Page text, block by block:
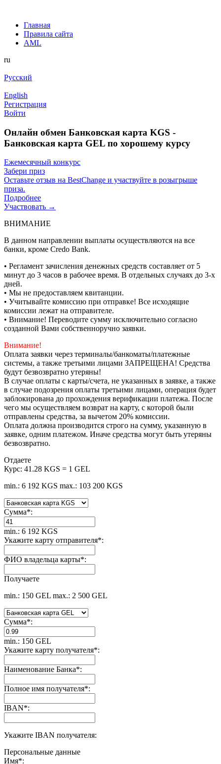
Главная
Правила сайта
AML
ru
Русский
English
Регистрация
Войти
Онлайн обмен Банковская карта KGS -
Банковская карта GEL по хорошему курсу
Ежемесячный конкурс
Забери приз
Оставьте отзыв на BestChange и участвуйте в розыгрыше
приза.
Подробнее
Участвовать →
ВНИМАНИЕ
В данном направлении выплаты осуществляются на все
банки, кроме Credo Bank.
• Регламент зачисления денежных средств составляет от 5
минут до 3 часов в рабочее время. В отдельных случаях до 3-х
дней.
• Мы не предоставляем квитанции.
• Учитывайте комиссию при отправке! Все исходящие
комиссии лежат на отправителе.
• Внимание! Переводите сумму исключительно согласно
созданной Вами собственноручно заявки.
Внимание!
Оплата заявки через терминалы/банкоматы/платежные
системы, а также третьими лицами ЗАПРЕЩЕНА! Средства
будут безвозвратно утеряны!
В случае оплаты с карты/счета, не указанных в заявке, а также
в случае подозрения оплаты третьими лицами, операция будет
заблокирована до прохождения верификации платежа. После
чего мы осуществляем возврат на карту, с которой были
отправлены средства, за вычетом 20% комиссии.
Оплата должна производится строго на сумму, указанную в
заявке, одним платежом. Иначе средства могут быть утеряны
безвозвратно.
Отдаете
Курс: 41.28 KGS = 1 GEL
min.: 6 192 KGS max.: 103 200 KGS
Сумма*:
min.: 6 192 KGS
Укажите карту отправителя*:
ФИО владельца карты*:
Получаете
min.: 150 GEL max.: 2 500 GEL
Сумма*:
min.: 150 GEL
Укажите карту получателя*:
Наименование Банка*:
Полное имя получателя*:
IBAN*:
Укажите IBAN получателя:
Персональные данные
Имя*: